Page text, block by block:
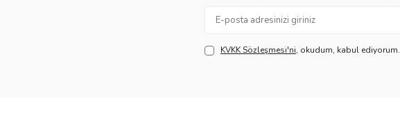
KVKK Sözleşmesi'ni, okudum, kabul ediyorum.